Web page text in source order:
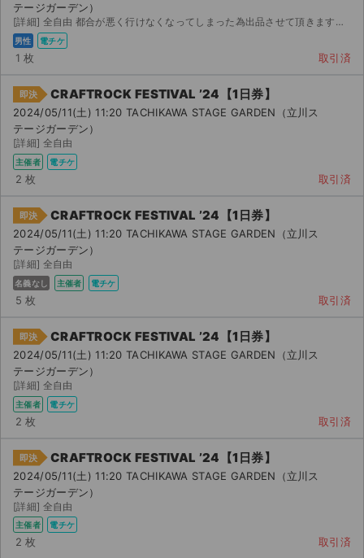
サイト情報
チケットジャム運営会社
チケットジャム利用規約
プライバシーポリシー
特定商取引法に基づく表記
不正転売禁止法について
チケットジャムの取り組み
音楽情報
テージガーデン）
[詳細] 全自由 都合が悪く行けなくなってしまった為出品させて頂きます。心地よい取り引き心掛けてさせて頂...
男性 電チケ
1 枚 取引済
即決 CRAFTROCK FESTIVAL ’24【1日券】
2024/05/11(土) 11:20 TACHIKAWA STAGE GARDEN（立川ス
テージガーデン）
[詳細] 全自由
主催者 電チケ
2 枚 取引済
即決 CRAFTROCK FESTIVAL ’24【1日券】
2024/05/11(土) 11:20 TACHIKAWA STAGE GARDEN（立川ス
テージガーデン）
[詳細] 全自由
名義なし 主催者 電チケ
5 枚 取引済
即決 CRAFTROCK FESTIVAL ’24【1日券】
2024/05/11(土) 11:20 TACHIKAWA STAGE GARDEN（立川ス
テージガーデン）
[詳細] 全自由
主催者 電チケ
2 枚 取引済
即決 CRAFTROCK FESTIVAL ’24【1日券】
2024/05/11(土) 11:20 TACHIKAWA STAGE GARDEN（立川ス
テージガーデン）
[詳細] 全自由
主催者 電チケ
2 枚 取引済